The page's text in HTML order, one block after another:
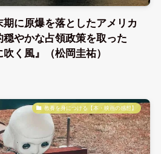
期に原爆を落としたアメリカ
やかな占領政策を取った
く風』（松岡圭祐）
教養を身につける【本・映画の感想】